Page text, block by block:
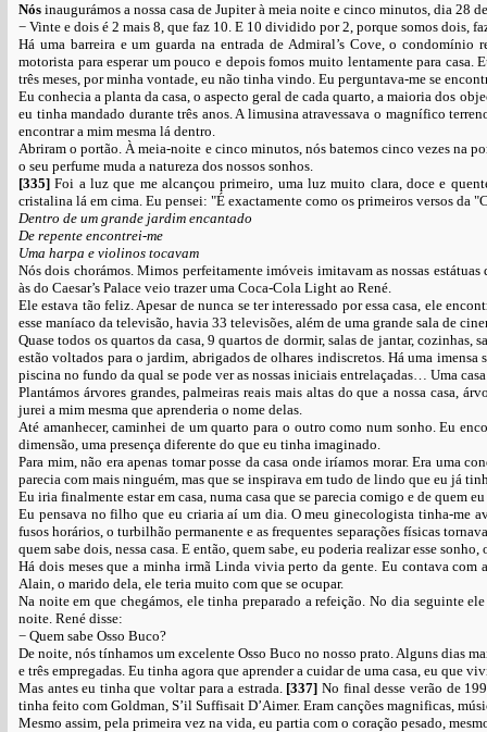
Nós inaugurámos a nossa casa de Jupiter à meia noite e cinco minutos, dia 28
− Vinte e dois é 2 mais 8, que faz 10. E 10 dividido por 2, porque somos dois,
Há uma barreira e um guarda na entrada de Admiral’s Cove, o condomínio
motorista para esperar um pouco e depois fomos muito lentamente para
três meses, por minha vontade, eu não tinha vindo. Eu perguntava-me se
Eu conhecia a planta da casa, o aspecto geral de cada quarto, a maioria dos
eu tinha mandado durante três anos. A limusina atravessava o magnífico
encontrar a mim mesma lá dentro.
Abriram o portão. À meia-noite e cinco minutos, nós batemos cinco vezes na
o seu perfume muda a natureza dos nossos sonhos.
[335]Foi a luz que me alcançou primeiro, uma luz muito clara, doce e
cristalina lá em cima. Eu pensei: "É exactamente como os primeiros versos da
Dentro de um grande jardim encantado
De repente encontrei-me
Uma harpa e violinos tocavam
Nós dois chorámos. Mimos perfeitamente imóveis imitavam as nossas
às do Caesar’s Palace veio trazer uma Coca-Cola Light ao René.
Ele estava tão feliz. Apesar de nunca se ter interessado por essa casa, ele
esse maníaco da televisão, havia 33 televisões, além de uma grande sala de
Quase todos os quartos da casa, 9 quartos de dormir, salas de jantar, cozinhas,
estão voltados para o jardim, abrigados de olhares indiscretos. Há uma
piscina no fundo da qual se pode ver as nossas iniciais entrelaçadas… Uma
Plantámos árvores grandes, palmeiras reais mais altas do que a nossa casa,
jurei a mim mesma que aprenderia o nome delas.
Até amanhecer, caminhei de um quarto para o outro como num sonho. Eu
dimensão, uma presença diferente do que eu tinha imaginado.
Para mim, não era apenas tomar posse da casa onde iríamos morar. Era uma
parecia com mais ninguém, mas que se inspirava em tudo de lindo que eu já
Eu iria finalmente estar em casa, numa casa que se parecia comigo e de quem
Eu pensava no filho que eu criaria aí um dia. O meu ginecologista tinha-me
fusos horários, o turbilhão permanente e as frequentes separações físicas
quem sabe dois, nessa casa. E então, quem sabe, eu poderia realizar esse
Há dois meses que a minha irmã Linda vivia perto da gente. Eu contava com
Alain, o marido dela, ele teria muito com que se ocupar.
Na noite em que chegámos, ele tinha preparado a refeição. No dia seguinte
noite. René disse:
− Quem sabe Osso Buco?
De noite, nós tínhamos um excelente Osso Buco no nosso prato. Alguns dias
e três empregadas. Eu tinha agora que aprender a cuidar de uma casa, eu que
Mas antes eu tinha que voltar para a estrada. [337]No final desse verão de
tinha feito com Goldman, S’il Suffisait D’Aimer. Eram canções magnificas,
Mesmo assim, pela primeira vez na vida, eu partia com o coração pesado,